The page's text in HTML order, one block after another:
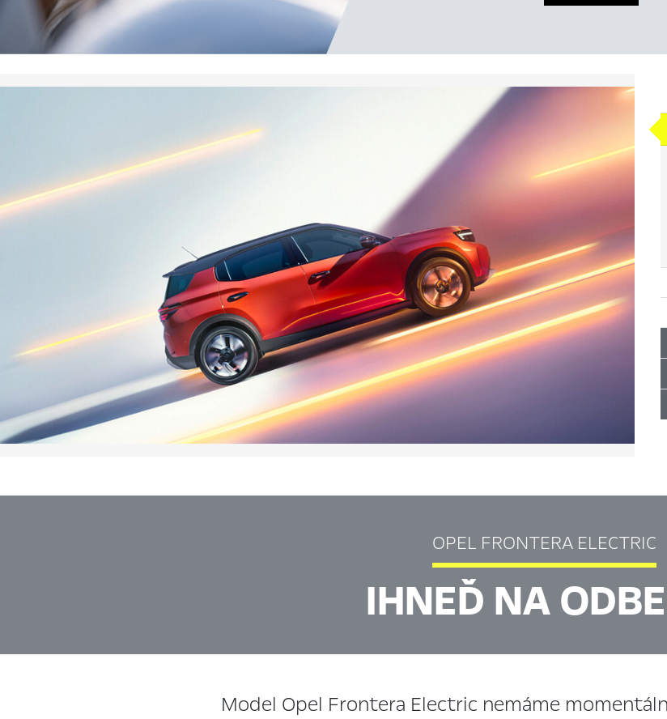
OPEL FRONTERA ELECTRIC
IHNEĎ NA
Model Opel Frontera Electric nemáme